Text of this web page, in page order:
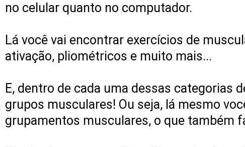
no celular quanto no computador.
Lá você vai encontrar exercícios de
ativação, pliométricos e muito mais...
E, dentro de cada uma dessas categorias
grupos musculares! Ou seja, lá mesmo
grupamentos musculares, o que também